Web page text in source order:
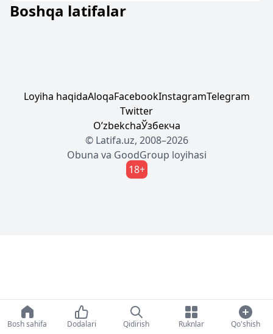
Boshqa latifalar
Loyiha haqidaAloqaFacebookInstagramTelegram
Twitter
OʼzbekchaЎзбекча
© Latifa.uz, 2008–2026
Obuna va GoodGroup loyihasi
18+
Bosh sahifa Dodalari Qidirish Ruknlar Qo'shish